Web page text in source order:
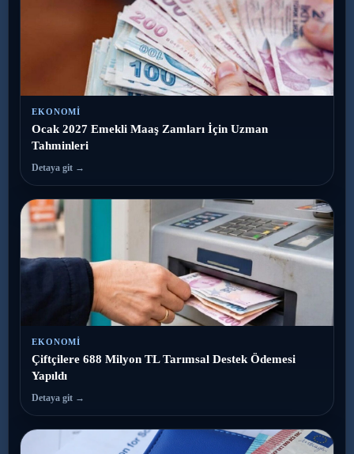
EKONOMI
Ocak 2027 Emekli Maaş Zamları İçin Uzman
Tahminleri
Detaya git →
EKONOMI
Çiftçilere 688 Milyon TL Tarımsal Destek Ödemesi
Yapıldı
Detaya git →